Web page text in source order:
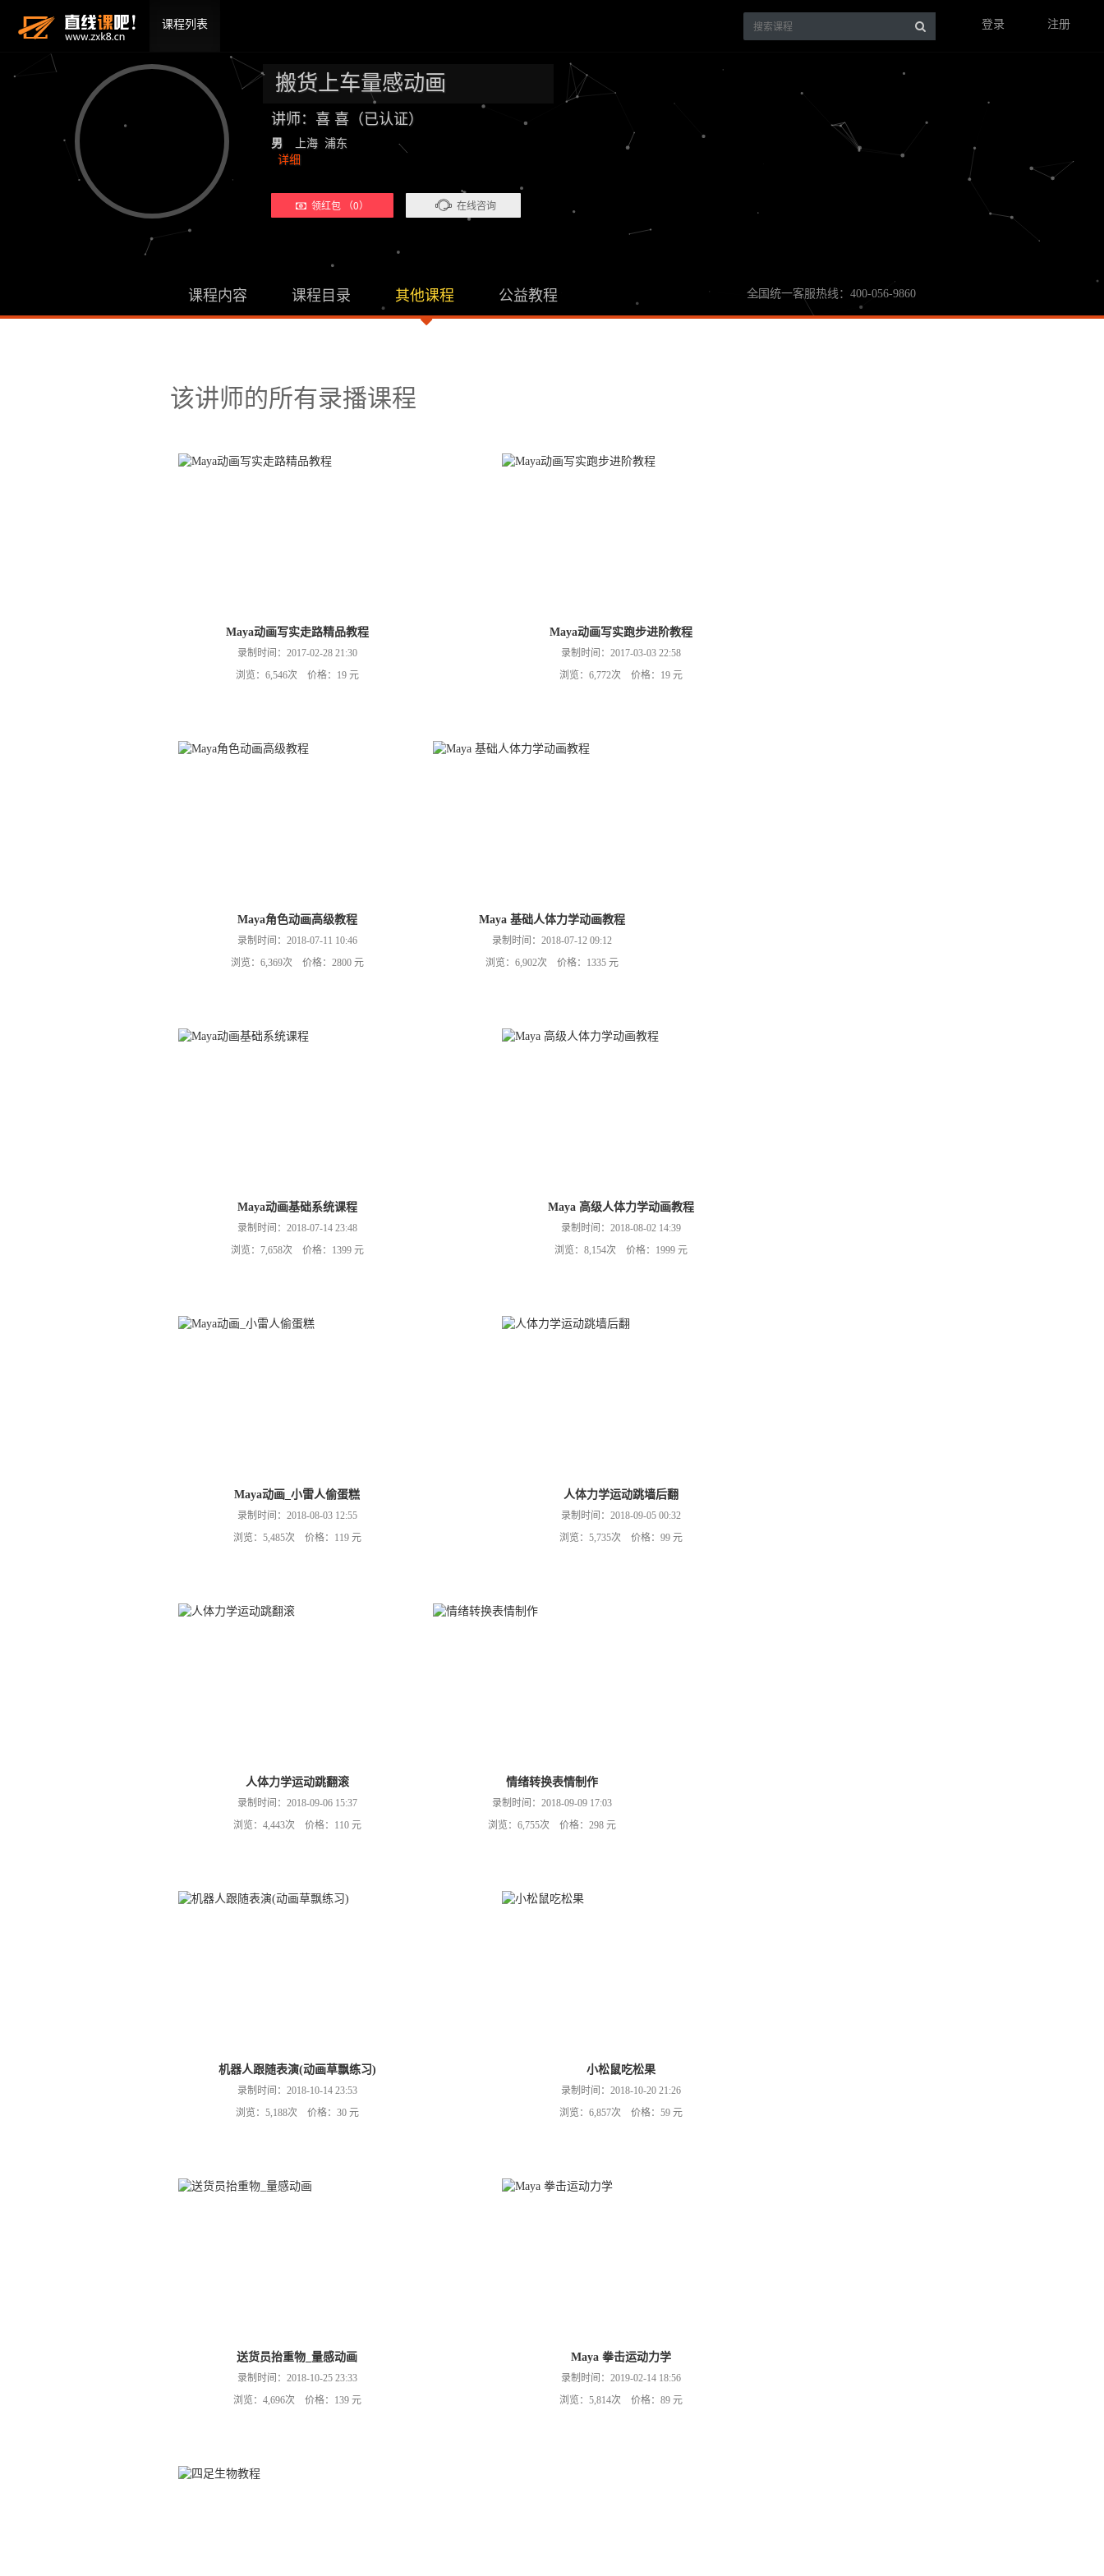
课程列表 登录 注册
搬货上车量感动画
讲师：喜 喜（已认证）
男
上海 浦东
详细
领红包 （0） 在线咨询
课程内容 课程目录 其他课程 公益教程 全国统一客服热线：400-056-9860
该讲师的所有录播课程
Maya动画写实走路精品教程
录制时间：2017-02-28 21:30
浏览：6,546次 价格：19 元
Maya动画写实跑步进阶教程
录制时间：2017-03-03 22:58
浏览：6,772次 价格：19 元
Maya角色动画高级教程
录制时间：2018-07-11 10:46
浏览：6,369次 价格：2800 元
Maya 基础人体力学动画教程
录制时间：2018-07-12 09:12
浏览：6,902次 价格：1335 元
Maya动画基础系统课程
录制时间：2018-07-14 23:48
浏览：7,658次 价格：1399 元
Maya 高级人体力学动画教程
录制时间：2018-08-02 14:39
浏览：8,154次 价格：1999 元
Maya动画_小雷人偷蛋糕
录制时间：2018-08-03 12:55
浏览：5,485次 价格：119 元
人体力学运动跳墙后翻
录制时间：2018-09-05 00:32
浏览：5,735次 价格：99 元
人体力学运动跳翻滚
录制时间：2018-09-06 15:37
浏览：4,443次 价格：110 元
情绪转换表情制作
录制时间：2018-09-09 17:03
浏览：6,755次 价格：298 元
机器人跟随表演(动画草飘练习)
录制时间：2018-10-14 23:53
浏览：5,188次 价格：30 元
小松鼠吃松果
录制时间：2018-10-20 21:26
浏览：6,857次 价格：59 元
送货员抬重物_量感动画
录制时间：2018-10-25 23:33
浏览：4,696次 价格：139 元
Maya 拳击运动力学
录制时间：2019-02-14 18:56
浏览：5,814次 价格：89 元